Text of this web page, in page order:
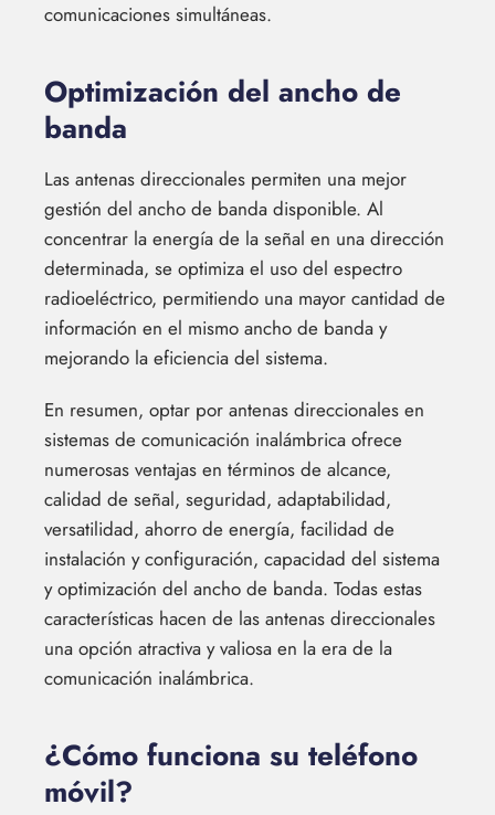
comunicaciones simultáneas.
Optimización del ancho de
banda
Las antenas direccionales permiten una mejor
gestión del ancho de banda disponible. Al
concentrar la energía de la señal en una dirección
determinada, se optimiza el uso del espectro
radioeléctrico, permitiendo una mayor cantidad de
información en el mismo ancho de banda y
mejorando la eficiencia del sistema.
En resumen, optar por antenas direccionales en
sistemas de comunicación inalámbrica ofrece
numerosas ventajas en términos de alcance,
calidad de señal, seguridad, adaptabilidad,
versatilidad, ahorro de energía, facilidad de
instalación y configuración, capacidad del sistema
y optimización del ancho de banda. Todas estas
características hacen de las antenas direccionales
una opción atractiva y valiosa en la era de la
comunicación inalámbrica.
¿Cómo funciona su teléfono
móvil?